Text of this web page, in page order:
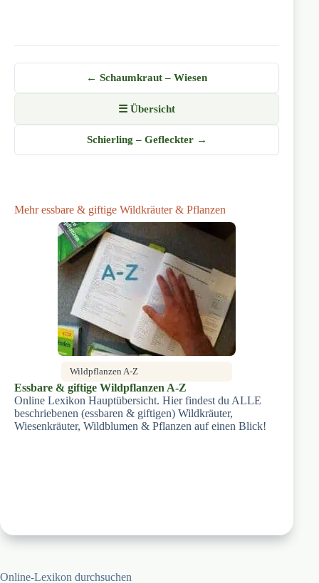
← Schaumkraut – Wiesen
☰ Übersicht
Schierling – Gefleckter →
Mehr essbare & giftige Wildkräuter & Pflanzen
Wildpflanzen A-Z
Essbare & giftige Wildpflanzen A-Z
Online Lexikon Hauptübersicht. Hier findest du ALLE
beschriebenen (essbaren & giftigen) Wildkräuter,
Wiesenkräuter, Wildblumen & Pflanzen auf einen Blick!
Online-Lexikon durchsuchen